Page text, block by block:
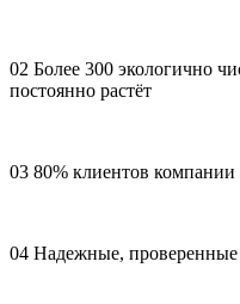
02 Более 300 экологично
постоянно растёт
03 80% клиентов
04 Надежные,